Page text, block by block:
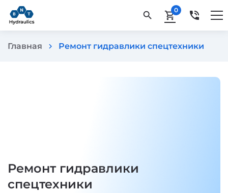
search shopping_cart0 phone_in_talk
Главная chevron_right Ремонт гидравлики спецтехники
Ремонт гидравлики
спецтехники